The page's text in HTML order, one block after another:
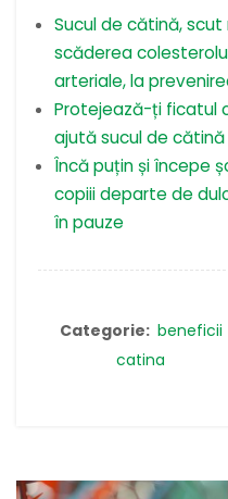
Sucul de cătină,
scăderea
arteriale, la
Protejează-ți ficatul
ajută sucul de
Încă puțin și începe
copiii departe de
în pauze
Categorie: beneficii
catina